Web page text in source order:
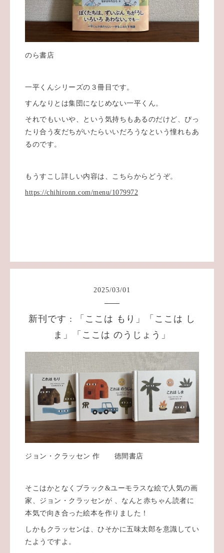
のら書店
一平くんシリーズの３冊目です。
すんなりとは集団になじめない一平くん。
それでもいいや、という気持ちもあるのだけど、ぴっ
たり合う友だちがいたらいいだろうなという憧れもあ
るのです。
もうすこし詳しい内容は、こちらからどうぞ。
https://chihironn.com/menu/1079972
2025/03/01
新刊です : 「ここは もり」「ここは し
ま」「ここは のうじょう」
ジョン・クラッセン 作 徳間書店
そこはかとなくブラック&ユーモラスな絵で人気の画
家、ジョン・クラッセンが 、なんと赤ちゃん読者に
本気で向き合った絵本を作りました！
しかもクラッセンは、ひそかに五味太郎を意識してい
たようですよ。